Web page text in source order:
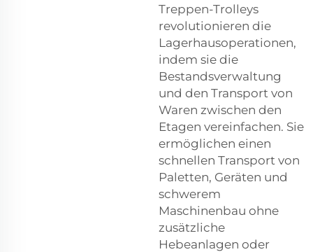
Treppen-Trolleys
revolutionieren die
Lagerhausoperationen,
indem sie die
Bestandsverwaltung
und den Transport von
Waren zwischen den
Etagen vereinfachen. Sie
ermöglichen einen
schnellen Transport von
Paletten, Geräten und
schwerem
Maschinenbau ohne
zusätzliche
Hebeanlagen oder